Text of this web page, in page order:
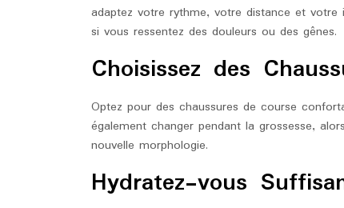
adaptez votre rythme, votre distance et votre
si vous ressentez des douleurs ou des gênes.
Choisissez des
Optez pour des chaussures de course
également changer pendant la grossesse,
nouvelle morphologie.
Hydratez-vous